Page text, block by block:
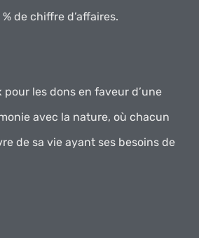
de chiffre d’affaires.
les dons en faveur d’une
avec la nature, où chacun
de sa vie ayant ses besoins de